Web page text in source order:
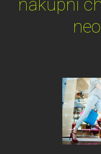
nákupní